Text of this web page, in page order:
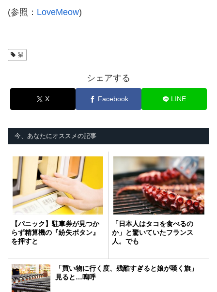
(参照： LoveMeow)
猫
シェアする
X Facebook LINE
今、あなたにオススメの記事
【パニック】駐車券が見つか
らず精算機の『紛失ボタン』
を押すと
「日本人はタコを食べるの
か」と驚いていたフランス
人。でも
「買い物に行く度、残酷すぎると娘が嘆く旗」
見ると…嗚呼